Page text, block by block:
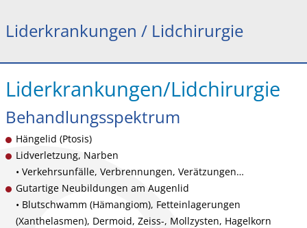
Liderkrankungen / Lidchirurgie
Liderkrankungen/Lidchirurgie
Behandlungsspektrum
Hängelid (Ptosis)
Lidverletzung, Narben
• Verkehrsunfälle, Verbrennungen, Verätzungen…
Gutartige Neubildungen am Augenlid
• Blutschwamm (Hämangiom), Fetteinlagerungen
(Xanthelasmen), Dermoid, Zeiss-, Mollzysten, Hagelkorn